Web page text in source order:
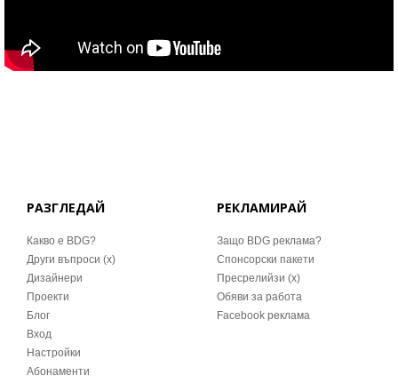
РАЗГЛЕДАЙ
Какво е BDG?
Други въпроси (x)
Дизайнери
Проекти
Блог
Вход
Настройки
Абонаменти
РЕКЛАМИРАЙ
Защо BDG реклама?
Спонсорски пакети
Пресрелийзи (x)
Обяви за работа
Facebook реклама